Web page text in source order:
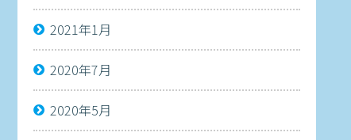
2021年1月
2020年7月
2020年5月